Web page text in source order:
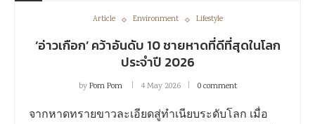
Article Environment Lifestyle
‘อ่าวเกือก’ คว้าอันดับ 10 ชายหาดที่ดีที่สุดในโลก
ประจำปี 2026
byPom Pom 4 May 2026 0 comment
จากหาดทรายขาวละเอียดสู่ทำเนียบระดับโลก เมื่อ